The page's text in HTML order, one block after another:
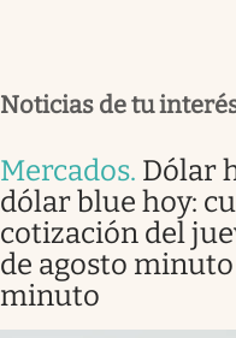
Noticias de tu
Mercados. Dólar
dólar blue hoy:
cotización del
de agosto
minuto